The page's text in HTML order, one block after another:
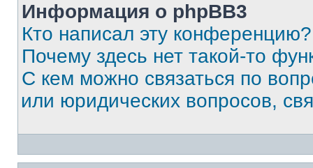
Информация о phpBB3
Кто написал эту конференцию?
Почему здесь нет такой-то
С кем можно связаться по
или юридических вопросов,